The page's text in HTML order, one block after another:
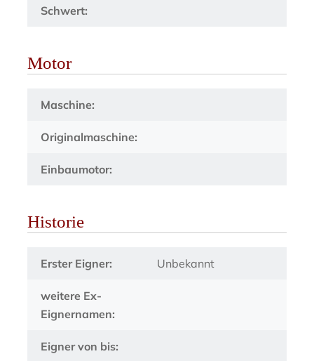
Schwert:
Motor
Maschine:
Originalmaschine:
Einbaumotor:
Historie
Erster Eigner: Unbekannt
weitere Ex-
Eignernamen:
Eigner von bis: